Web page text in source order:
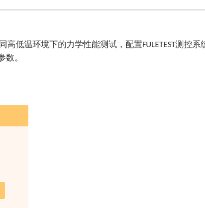
高低温环境下的力学性能测试，配置FULETEST测控系
数。